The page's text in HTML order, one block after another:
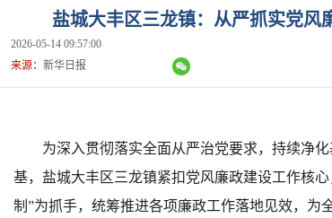
盐城大丰区三龙镇：从严抓实党风
2026-05-14 09:57:00
来源： 新华日报
为深入贯彻落实全面从严治党要求，持续净
基，盐城大丰区三龙镇紧扣党风廉政建设工作核
制”为抓手，统筹推进各项廉政工作落地见效，为